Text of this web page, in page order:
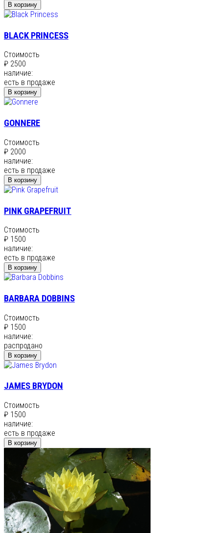
В корзину
BLACK PRINCESS
Стоимость
₽ 2500
наличие:
есть в продаже
В корзину
GONNERE
Стоимость
₽ 2000
наличие:
есть в продаже
В корзину
PINK GRAPEFRUIT
Стоимость
₽ 1500
наличие:
есть в продаже
В корзину
BARBARA DOBBINS
Стоимость
₽ 1500
наличие:
распродано
В корзину
JAMES BRYDON
Стоимость
₽ 1500
наличие:
есть в продаже
В корзину